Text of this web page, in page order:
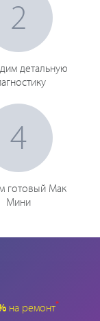
2
детальную
4
готовый Мак
Мини
на ремонт*